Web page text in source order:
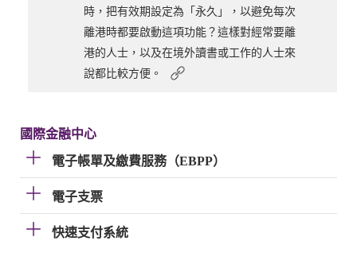
時，把有效期設定為「永久」，以避免每次
離港時都要啟動這項功能？這樣對經常要離
港的人士，以及在境外讀書或工作的人士來
說都比較方便。
國際金融中心
電子帳單及繳費服務（EBPP）
電子支票
快速支付系統